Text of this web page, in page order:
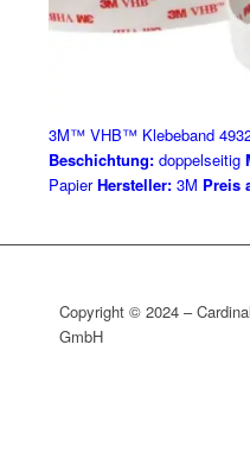
3M™ VHB™ Klebeband
Beschichtung:doppelseitig
Papier Hersteller:3M Preis
Copyright © 2024 – Cardinal
GmbH